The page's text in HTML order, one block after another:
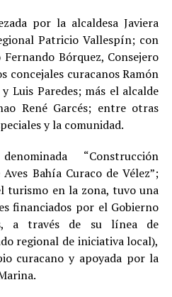
por la alcaldesa Javiera
Patricio Vallespín; con
Bórquez, Consejero
concejales curacanos Ramón
Luis Paredes; más el alcalde
René Garcés; entre otras
y la comunidad.
“Construcción
Bahía Curaco de Vélez”;
turismo en la zona, tuvo una
financiados por el Gobierno
a través de su línea de
regional de iniciativa local),
curacano y apoyada por la